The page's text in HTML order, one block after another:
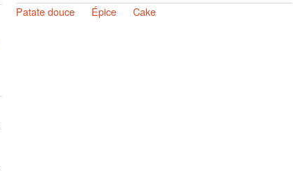
Patate douce Épice Cake